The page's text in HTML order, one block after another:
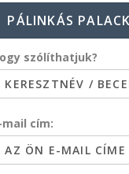
PÁLINKÁS
szólíthatjuk?
mail cím: